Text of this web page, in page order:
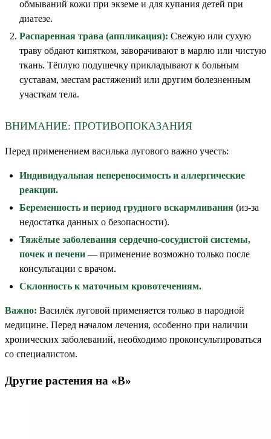
обмываний кожи при экземе и для купания детей при
диатезе.
Распаренная трава (аппликация): Свежую или сухую
траву обдают кипятком, заворачивают в марлю или чистую
ткань. Тёплую подушечку прикладывают к больным
суставам, местам растяжений или другим болезненным
участкам тела.
ВНИМАНИЕ: ПРОТИВОПОКАЗАНИЯ
Перед применением василька лугового важно учесть:
Индивидуальная непереносимость и аллергические
реакции.
Беременность и период грудного вскармливания (из-за
недостатка данных о безопасности).
Тяжёлые заболевания сердечно-сосудистой системы,
почек и печени — применение возможно только после
консультации с врачом.
Склонность к маточным кровотечениям.
Важно: Василёк луговой применяется только в народной
медицине. Перед началом лечения, особенно при наличии
хронических заболеваний, необходимо проконсультироваться
со специалистом.
Другие растения на «В»